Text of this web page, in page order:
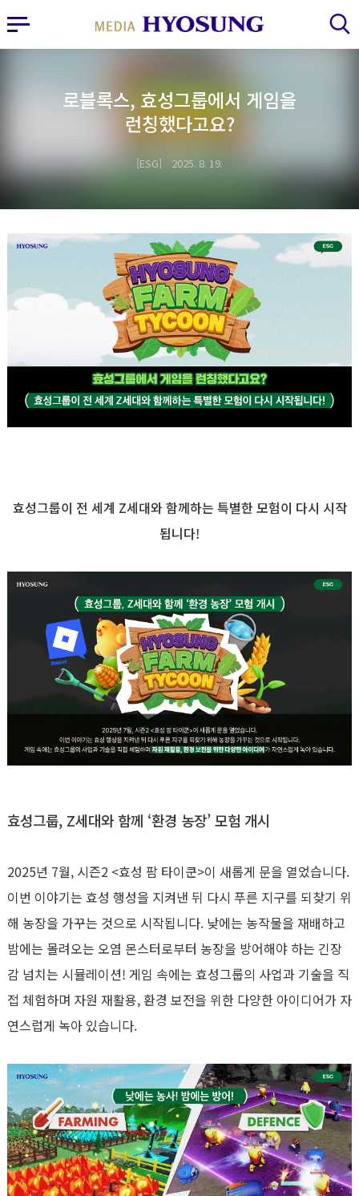
MY FRIEND HYOSUNG
사이드바 열기 검색 레이어 열기
로블록스, 효성그룹에서 게임을
런칭했다고요?
ESG 2025. 8. 19.
효성그룹이 전 세계 Z세대와 함께하는 특별한 모험이 다시 시작
됩니다!
효성그룹, Z세대와 함께 ‘환경 농장’모험 개시
2025년 7월, 시즌2 <효성 팜 타이쿤>이 새롭게 문을 열었습니다.
이번 이야기는 효성 행성을 지켜낸 뒤 다시 푸른 지구를 되찾기 위
해 농장을 가꾸는 것으로 시작됩니다. 낮에는 농작물을 재배하고
밤에는 몰려오는 오염 몬스터로부터 농장을 방어해야 하는 긴장
감 넘치는 시뮬레이션! 게임 속에는 효성그룹의 사업과 기술을 직
접 체험하며 자원 재활용, 환경 보전을 위한 다양한 아이디어가 자
연스럽게 녹아 있습니다.